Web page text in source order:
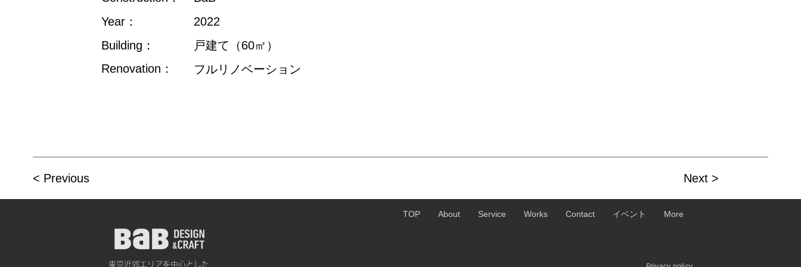
Year：
2022
Building：
戸建て（60㎡）
Renovation：
フルリノベーション
< Previous Next >
東京近郊エリアを中心とした
TOP About Service Works Contact イベント More